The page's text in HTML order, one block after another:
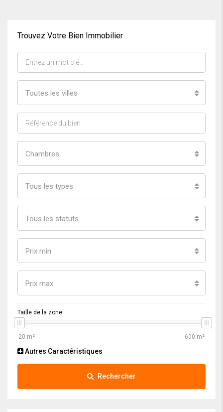
Trouvez Votre Bien Immobilier
Toutes les villes
Chambres
Tous les types
Tous les statuts
Prix min
Prix max
Taille de la zone
Autres Caractéristiques
Rechercher